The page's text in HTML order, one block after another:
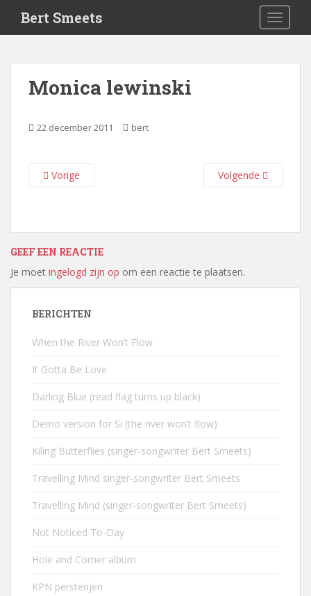
i
Bert Smeets
Monica lewinski
22 december 2011 bert
Vorige Volgende
GEEF EEN REACTIE
Je moet ingelogd zijn op om een reactie te plaatsen.
BERICHTEN
When the River Won’t Flow
It Gotta Be Love
Darling Blue (read flag turns up black)
Demo version for Si (the river won’t flow)
Kiling Butterflies (singer-songwriter Bert Smeets)
Travelling Mind singer-songwriter Bert Smeets
Travelling Mind (singer-songwriter Bert Smeets)
Not Noticed To-Day
Hole and Corner album
KPN persterijen